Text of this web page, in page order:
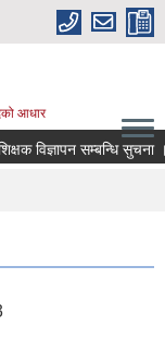
आधार
विज्ञापन सम्बन्धि सुचना ।